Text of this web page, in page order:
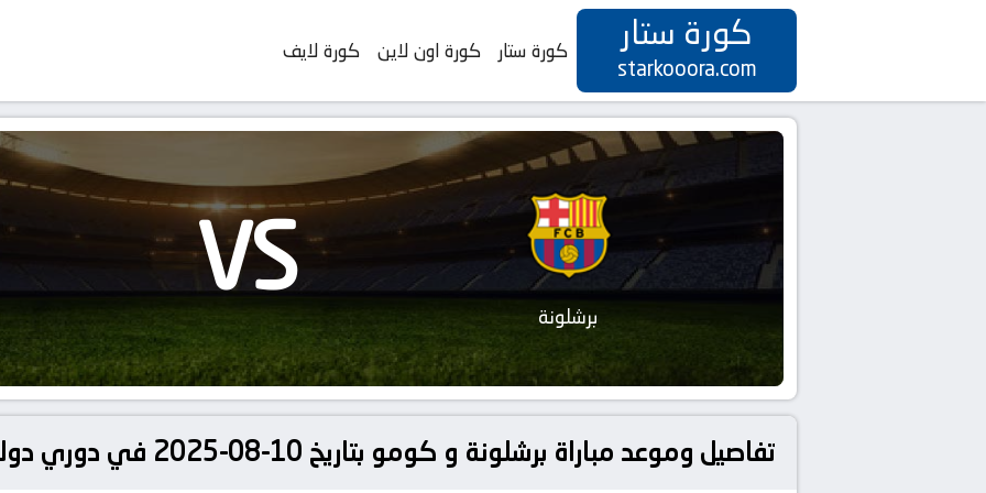
كورة ستار
starkooora.com
كورة ستار كورة اون لاين كورة لايف
برشلونة VS
تفاصيل وموعد مباراة برشلونة و كومو بتاريخ 10-08-2025 في دوري دولي, كأس جوان غامبر